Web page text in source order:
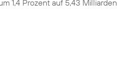
1,4 Prozent auf 5,43 Milliarden